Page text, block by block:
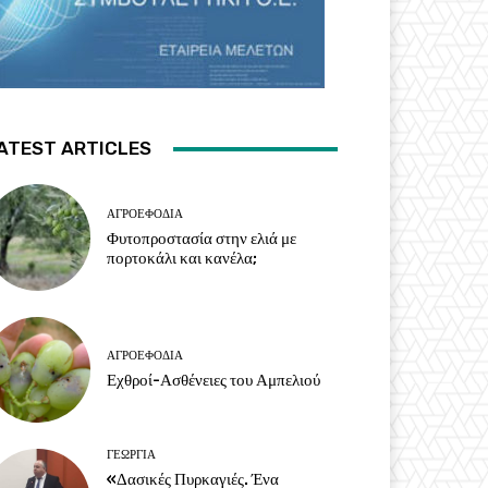
ARTICLES
ΑΓΡΟΕΦΌΔΙΑ
Φυτοπροστασία στην ελιά με
πορτοκάλι και κανέλα;
ΑΓΡΟΕΦΌΔΙΑ
Εχθροί-Ασθένειες του Αμπελιού
ΓΕΩΡΓΊΑ
«Δασικές Πυρκαγιές. Ένα